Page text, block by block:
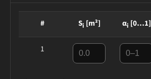
# Si [m²] αi [0…1]
1